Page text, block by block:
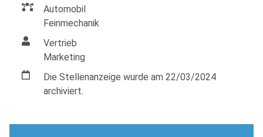
Automobil
Feinmechanik
Vertrieb
Marketing
Die Stellenanzeige wurde am 22/03/2024
archiviert.